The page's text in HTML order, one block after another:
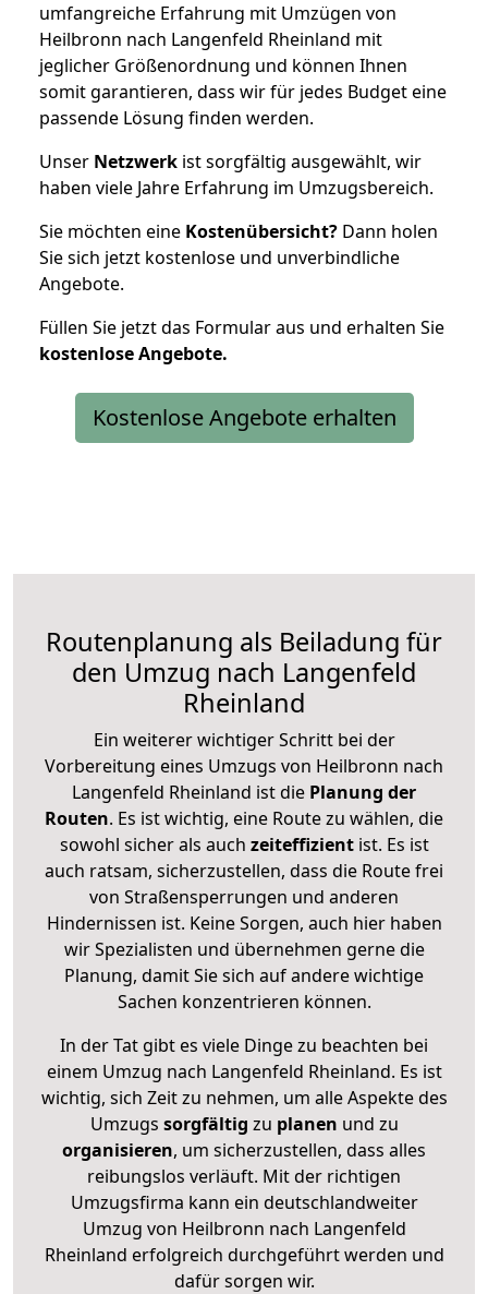
umfangreiche Erfahrung mit Umzügen von
Heilbronn nach Langenfeld Rheinland mit
jeglicher Größenordnung und können Ihnen
somit garantieren, dass wir für jedes Budget eine
passende Lösung finden werden.
Unser Netzwerk ist sorgfältig ausgewählt, wir
haben viele Jahre Erfahrung im Umzugsbereich.
Sie möchten eine Kostenübersicht? Dann holen
Sie sich jetzt kostenlose und unverbindliche
Angebote.
Füllen Sie jetzt das Formular aus und erhalten Sie
kostenloseAngebote.
Kostenlose Angebote erhalten
Routenplanung als Beiladung für
den Umzug nach Langenfeld
Rheinland
Ein weiterer wichtiger Schritt bei der
Vorbereitung eines Umzugs von Heilbronn nach
Langenfeld Rheinland ist die Planung der
Routen. Es ist wichtig, eine Route zu wählen, die
sowohl sicher als auch zeiteffizientist. Es ist
auch ratsam, sicherzustellen, dass die Route frei
von Straßensperrungen und anderen
Hindernissen ist. Keine Sorgen, auch hier haben
wir Spezialisten und übernehmen gerne die
Planung, damit Sie sich auf andere wichtige
Sachen konzentrieren können.
In der Tat gibt es viele Dinge zu beachten bei
einem Umzug nach Langenfeld Rheinland. Es ist
wichtig, sich Zeit zu nehmen, um alle Aspekte des
Umzugs sorgfältig zu planen und zu
organisieren, um sicherzustellen, dass alles
reibungslos verläuft. Mit der richtigen
Umzugsfirma kann ein deutschlandweiter
Umzug von Heilbronn nach Langenfeld
Rheinland erfolgreich durchgeführt werden und
dafür sorgen wir.